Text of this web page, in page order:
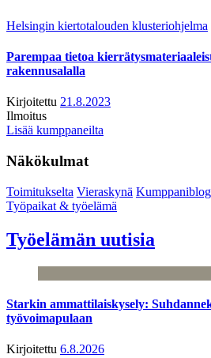
Helsingin kiertotalouden klusteriohjelma
Parempaa tietoa
rakennusalalla
Kirjoitettu 21.8.2023
Ilmoitus
Lisää kumppaneilta
Näkökulmat
Toimitukselta Vieraskynä
Työpaikat & työelämä
Työelämän uutisia
Starkin ammattilaiskysely:
työvoimapulaan
Kirjoitettu 6.8.2026